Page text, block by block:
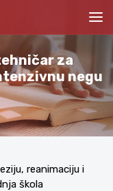
za
negu
reanimaciju i
škola